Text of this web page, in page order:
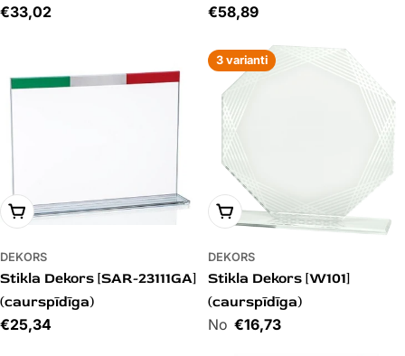
Cena
€33,02
Cena
€58,89
PIEVIENOT GROZAM
DEKORS
Stikla Dekors [SAR-23111GA]
(caurspīdīga)
Cena
€25,34
3 varianti
PIEVIENOT GROZAM
DEKORS
Stikla Dekors [W101]
(caurspīdīga)
Cena€16,73